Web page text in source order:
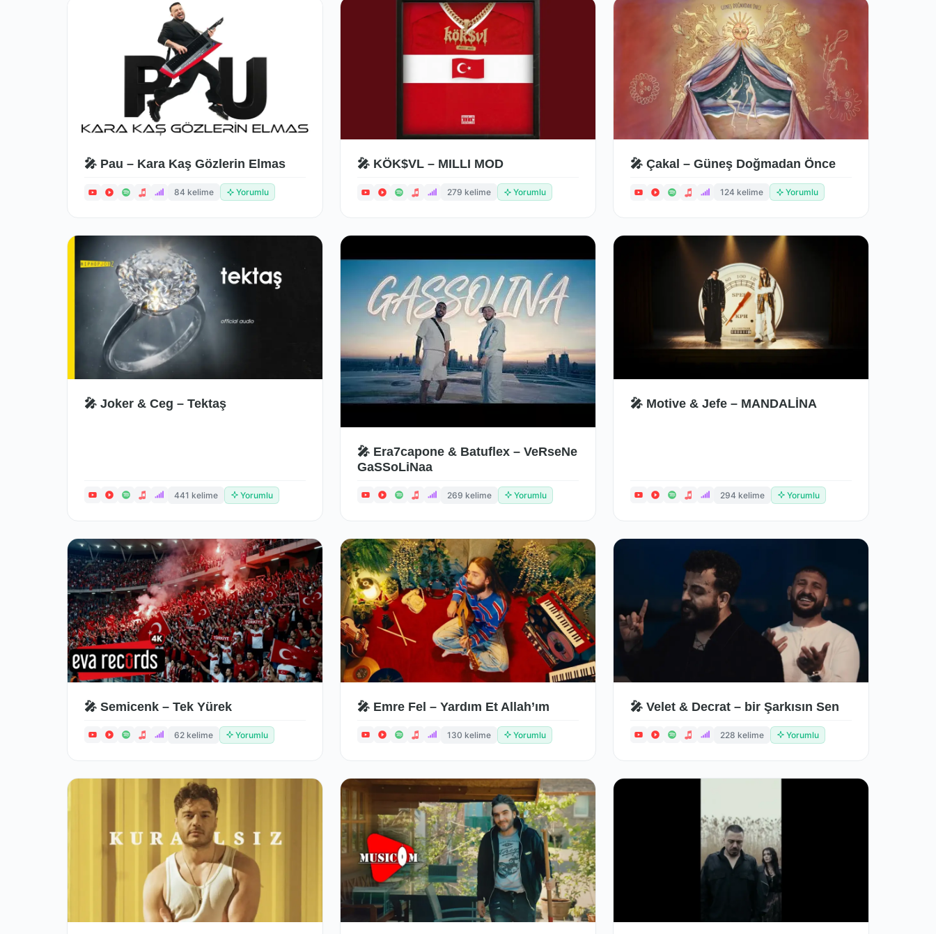
🎤 Pau – Kara Kaş Gözlerin Elmas
84 kelime Yorumlu
🎤 KÖK$VL – MILLI MOD
279 kelime Yorumlu
🎤 Çakal – Güneş Doğmadan Önce
124 kelime Yorumlu
🎤 Joker & Ceg – Tektaş
441 kelime Yorumlu
🎤 Era7capone & Batuflex – VeRseNe
GaSSoLiNaa
269 kelime Yorumlu
🎤 Motive & Jefe – MANDALİNA
294 kelime Yorumlu
🎤 Semicenk – Tek Yürek
62 kelime Yorumlu
🎤 Emre Fel – Yardım Et Allah’ım
130 kelime Yorumlu
🎤 Velet & Decrat – bir Şarkısın Sen
228 kelime Yorumlu